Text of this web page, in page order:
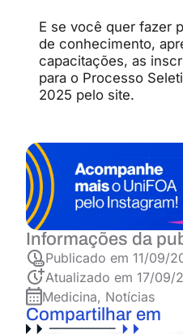
E se você quer fazer
de conhecimento,
capacitações, as
para o Processo
2025 pelo site.
Informações da
Publicado em 11/09/
Atualizado em 17/09/
Medicina, Notícias
Compartilhar em